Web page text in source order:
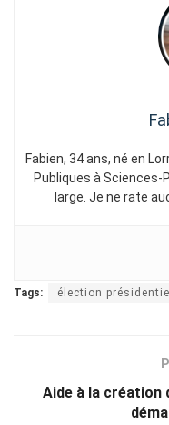
Fabien, 34 ans, né en
Publiques à Sciences-
large. Je ne rate
Tags: élection
Aide à la création